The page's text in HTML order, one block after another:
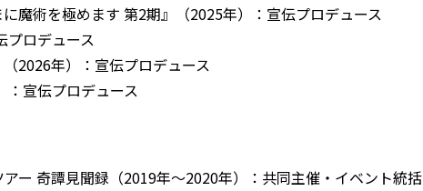
魔術を極めます 第2期』（2025年）：宣伝プロデュース
プロデュース
2026年）：宣伝プロデュース
：宣伝プロデュース
ー 奇譚見聞録（2019年～2020年）：共同主催・イベント統括